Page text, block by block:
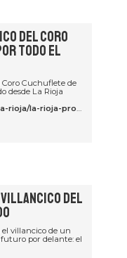
del Coro
todo el
Coro Cuchuflete de
desde La Rioja
coro-cuchuflete-arnedo-20201215_1047142
villancico del
el villancico de un
por delante: el